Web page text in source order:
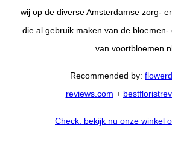
wij op de diverse Amsterdamse zorg-
die al gebruik maken van de
van
Recommended by:
reviews.com +
Check: bekijk nu onze winkel